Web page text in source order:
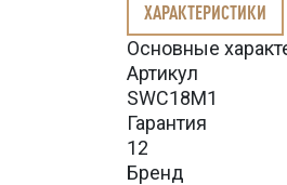
ХАРАКТЕРИСТИКИ
Основные
Артикул
SWC18M1
Гарантия
12
Бренд